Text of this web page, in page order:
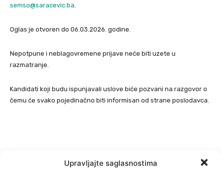
Upravljajte saglasnostima
semso@saracevic.ba
Oglas je otvoren do 06.03.2026. godine.
Nepotpune i neblagovremene prijave neće biti uzete u
razmatranje.
Kandidati koji budu ispunjavali uslove biće pozvani na razgovor o
čemu će svako pojedinačno biti informisan od strane poslodavca.